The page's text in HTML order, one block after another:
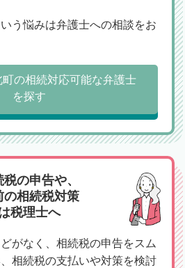
う悩みは弁護士への相談をお
の相続対応可能な弁護士
を探す
の申告や、
の相続税対策
税理士へ
がなく、相続税の申告をスム
相続税の支払いや対策を検討